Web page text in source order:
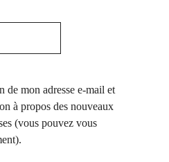
de mon adresse e-mail et
à propos des nouveaux
(vous pouvez vous